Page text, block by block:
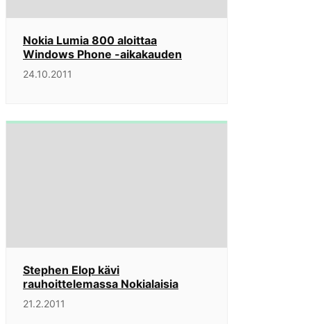
Nokia Lumia 800 aloittaa
Windows Phone -aikakauden
24.10.2011
Stephen Elop kävi
rauhoittelemassa Nokialaisia
21.2.2011